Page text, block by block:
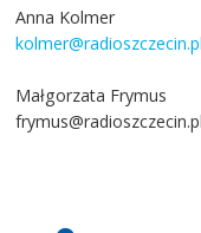
Anna Kolmer
kolmer@radioszczecin.pl
Małgorzata Frymus
frymus@radioszczecin.pl